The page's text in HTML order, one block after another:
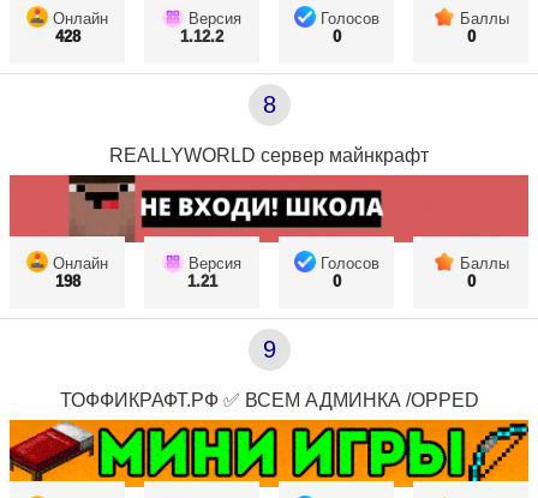
Онлайн
428
Версия
1.12.2
Голосов
0
Баллы
0
8
REALLYWORLD сервер майнкрафт
Онлайн
198
Версия
1.21
Голосов
0
Баллы
0
9
ТОФФИКРАФТ.РФ ✅ ВСЕМ АДМИНКА /OPPED